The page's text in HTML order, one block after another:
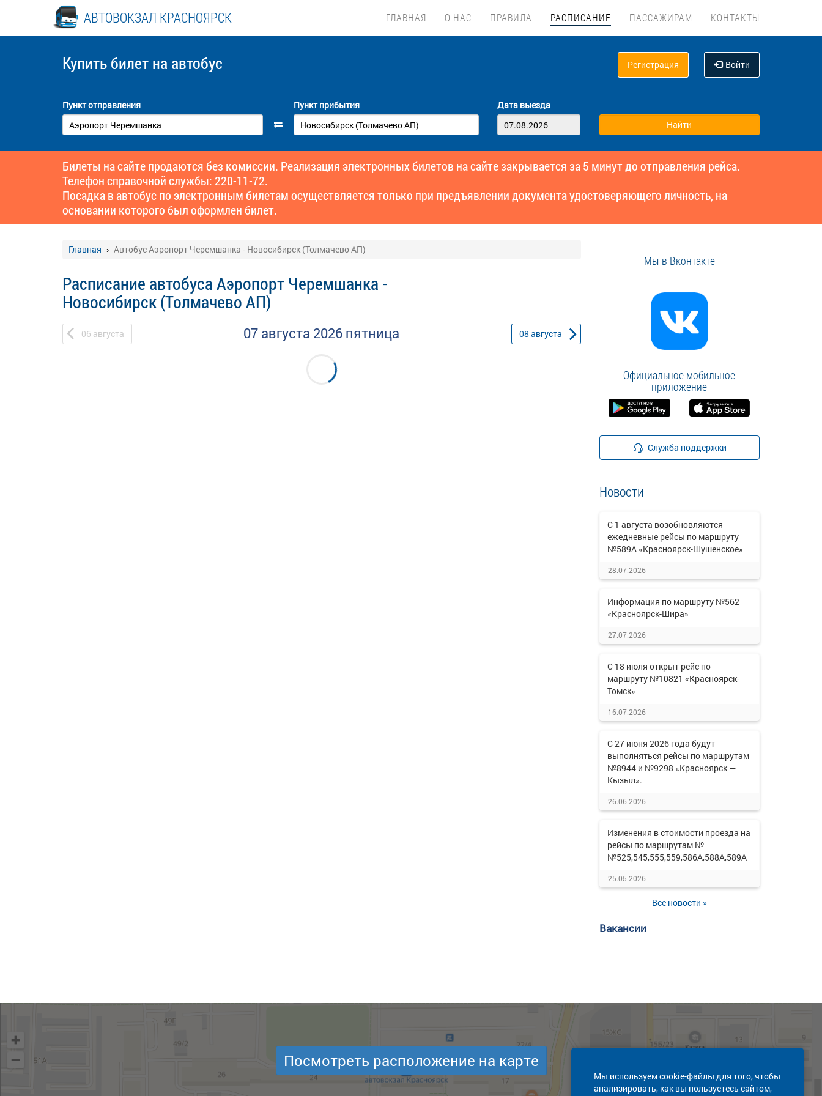
АВТОВОКЗАЛ КРАСНОЯРСК ГЛАВНАЯ О НАС ПРАВИЛА РАСПИСАНИЕ ПАССАЖИРАМ КОНТАКТЫ
Купить билет на автобус Регистрация Войти
Пункт отправления Пункт прибытия Дата выезда
Билеты на сайте продаются без комиссии. Реализация электронных билетов на сайте закрывается за 5 минут до отправления рейса.
Телефон справочной службы: 220-11-72.
Посадка в автобус по электронным билетам осуществляется только при предъявлении документа удостоверяющего личность, на
основании которого был оформлен билет.
Главная Автобус Аэропорт Черемшанка - Новосибирск (Толмачево АП)
Расписание автобуса Аэропорт Черемшанка -
Новосибирск (Толмачево АП)
06 августа 07 августа 2026 пятница 08 августа
Мы в Вконтакте
Официальное мобильное
приложение
Служба поддержки
Новости
С 1 августа возобновляются
ежедневные рейсы по маршруту
№589А «Красноярск-Шушенское»
28.07.2026
Информация по маршруту №562
«Красноярск-Шира»
27.07.2026
С 18 июля открыт рейс по
маршруту №10821 «Красноярск-
Томск»
16.07.2026
С 27 июня 2026 года будут
выполняться рейсы по маршрутам
№8944 и №9298 «Красноярск —
Кызыл».
26.06.2026
Изменения в стоимости проезда на
рейсы по маршрутам №
№525,545,555,559,586А,588А,589А
25.05.2026
Все новости »
Вакансии
Мы используем cookie-файлы для того, чтобы
анализировать, как вы пользуетесь сайтом,
Посмотреть расположение на карте